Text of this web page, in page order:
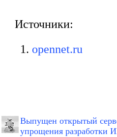
Источники:
opennet.ru
Выпущен открытый
упрощения разработки